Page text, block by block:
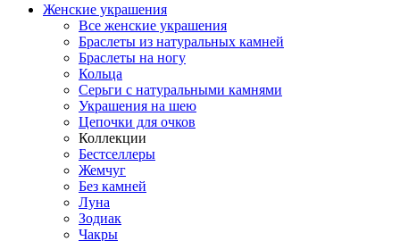
Женские украшения
Все женские украшения
Браслеты из натуральных камней
Браслеты на ногу
Кольца
Серьги с натуральными камнями
Украшения на шею
Цепочки для очков
Коллекции
Бестселлеры
Жемчуг
Без камней
Луна
Зодиак
Чакры